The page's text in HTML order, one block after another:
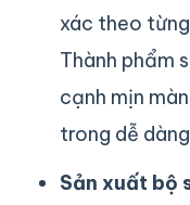
xác theo
Thành phẩm
cạnh mịn
trong dễ
Sản xuất bộ